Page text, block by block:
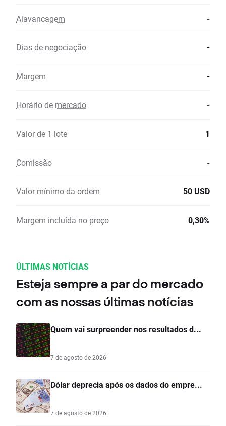
Alavancagem -
Dias de negociação -
Margem -
Horário de mercado -
Valor de 1 lote 1
Comissão -
Valor mínimo da ordem 50 USD
Margem incluída no preço 0,30%
ÚLTIMAS NOTÍCIAS
Esteja sempre a par do mercado
com as nossas últimas notícias
Quem vai surpreender nos resultados d...
7 de agosto de 2026
Dólar deprecia após os dados do empre...
7 de agosto de 2026